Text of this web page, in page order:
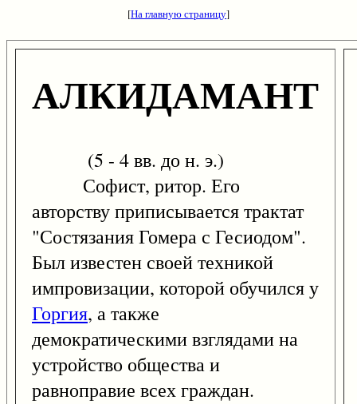
[На главную страницу]
АЛКИДАМАНТ
(5 - 4 вв. до н. э.)
Софист, ритор. Его
авторству приписывается трактат
"Состязания Гомера с Гесиодом".
Был известен своей техникой
импровизации, которой обучился у
Горгия, а также
демократическими взглядами на
устройство общества и
равноправие всех граждан.